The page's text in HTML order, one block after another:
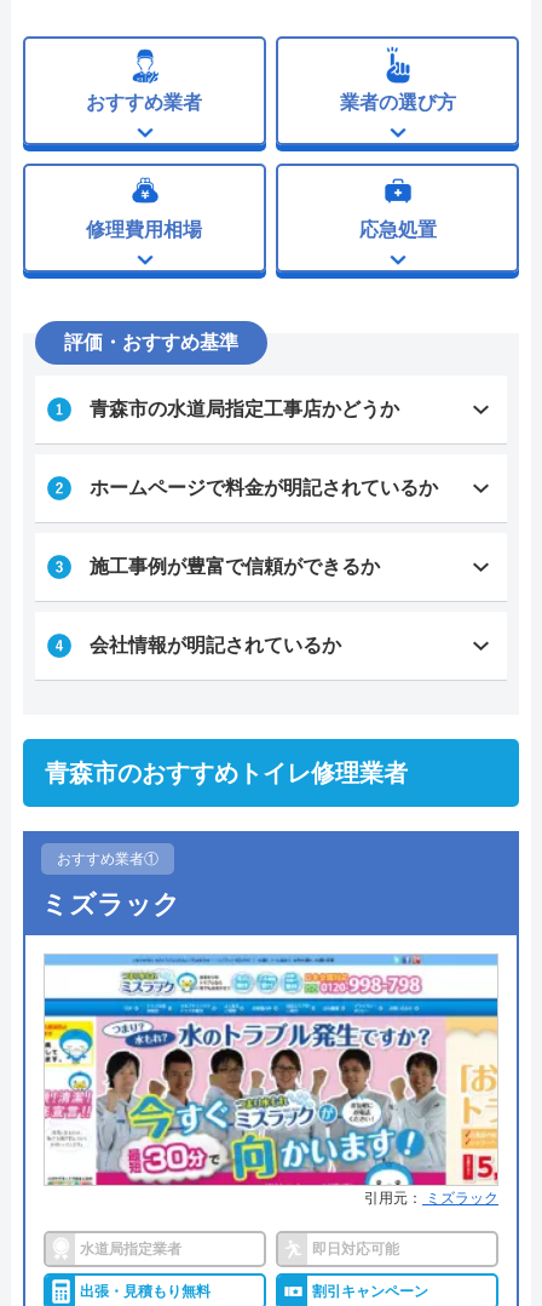
おすすめ業者 業者の選び方
修理費用相場 応急処置
評価・おすすめ基準
青森市の水道局指定工事店かどうか
ホームページで料金が明記されているか
施工事例が豊富で信頼ができるか
会社情報が明記されているか
青森市のおすすめトイレ修理業者
おすすめ業者①
ミズラック
引用元： ミズラック
水道局指定業者 即日対応可能
出張・見積もり無料 割引キャンペーン